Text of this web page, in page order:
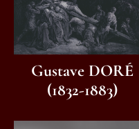
Gustave DORÉ
(1832-1883)